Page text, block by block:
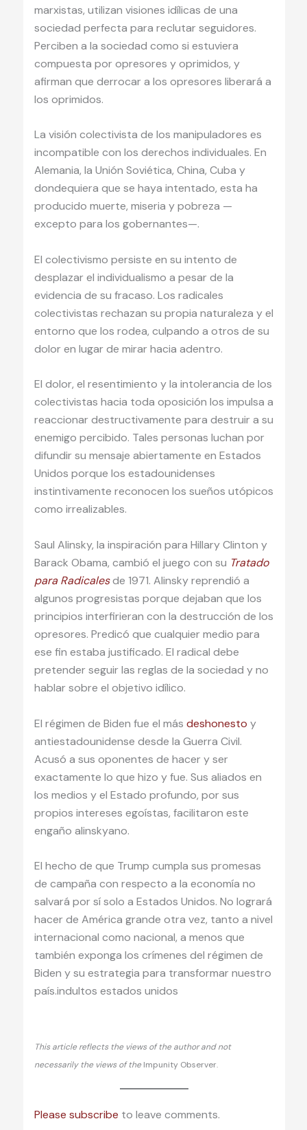
marxistas, utilizan visiones idílicas de una
sociedad perfecta para reclutar seguidores.
Perciben a la sociedad como si estuviera
compuesta por opresores y oprimidos, y
afirman que derrocar a los opresores liberará a
los oprimidos.
La visión colectivista de los manipuladores es
incompatible con los derechos individuales. En
Alemania, la Unión Soviética, China, Cuba y
dondequiera que se haya intentado, esta ha
producido muerte, miseria y pobreza —
excepto para los gobernantes—.
El colectivismo persiste en su intento de
desplazar el individualismo a pesar de la
evidencia de su fracaso. Los radicales
colectivistas rechazan su propia naturaleza y el
entorno que los rodea, culpando a otros de su
dolor en lugar de mirar hacia adentro.
El dolor, el resentimiento y la intolerancia de los
colectivistas hacia toda oposición los impulsa a
reaccionar destructivamente para destruir a su
enemigo percibido. Tales personas luchan por
difundir su mensaje abiertamente en Estados
Unidos porque los estadounidenses
instintivamente reconocen los sueños utópicos
como irrealizables.
Saul Alinsky, la inspiración para Hillary Clinton y
Barack Obama, cambió el juego con su Tratado
para Radicalesde 1971. Alinsky reprendió a
algunos progresistas porque dejaban que los
principios interfirieran con la destrucción de los
opresores. Predicó que cualquier medio para
ese fin estaba justificado. El radical debe
pretender seguir las reglas de la sociedad y no
hablar sobre el objetivo idílico.
El régimen de Biden fue el más deshonesto y
antiestadounidense desde la Guerra Civil.
Acusó a sus oponentes de hacer y ser
exactamente lo que hizo y fue. Sus aliados en
los medios y el Estado profundo, por sus
propios intereses egoístas, facilitaron este
engaño alinskyano.
El hecho de que Trump cumpla sus promesas
de campaña con respecto a la economía no
salvará por sí solo a Estados Unidos. No logrará
hacer de América grande otra vez, tanto a nivel
internacional como nacional, a menos que
también exponga los crímenes del régimen de
Biden y su estrategia para transformar nuestro
país.indultos estados unidos
This article reflects the views of the author and not
necessarily the views of the Impunity Observer.
Please subscribe to leave comments.